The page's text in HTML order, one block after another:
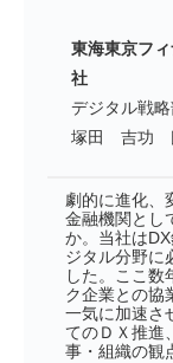
東海東京フ
社
デジタル戦
塚田 吉功
劇的に進化、
金融機関とし
か。当社は
ジタル分野に
した。ここ数
ク企業との協
一気に加速さ
てのＤＸ推進
事・組織の観